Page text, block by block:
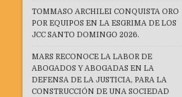
TOMMASO ARCHILEI CONQUISTA ORO
POR EQUIPOS EN LA ESGRIMA DE LOS
JCC SANTO DOMINGO 2026.
MARS RECONOCE LA LABOR DE
ABOGADOS Y ABOGADAS EN LA
DEFENSA DE LA JUSTICIA, PARA LA
CONSTRUCCIÓN DE UNA SOCIEDAD